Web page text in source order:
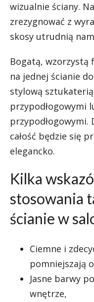
wizualnie ściany.
zrezygnować z
skosy utrudnią
Bogatą, wzorzystą
na jednej ścianie
stylową
przypodłogowymi
przypodłogowymi.
całość będzie się
elegancko.
Kilka
stosowania
ścianie w
Ciemne i
pomniejszają
Jasne barwy
wnętrze,